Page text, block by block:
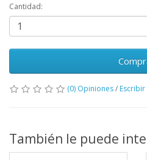
Cantidad:
(0) Opiniones/
También le puede